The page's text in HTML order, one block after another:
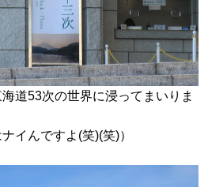
道53次の世界に浸ってまいりま
イんですよ(笑)(笑)）